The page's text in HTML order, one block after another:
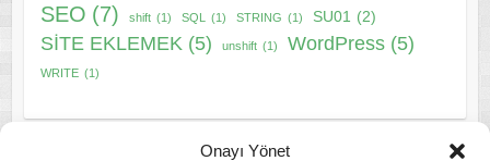
Onayı Yönet
SEO (7) shift (1) SQL (1) STRING (1) SU01 (2)
SİTE EKLEMEK (5) unshift (1) WordPress (5)
WRITE (1)